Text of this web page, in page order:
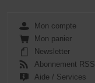
Mon compte
Mon panier
Newsletter
Abonnement RSS
Aide / Services